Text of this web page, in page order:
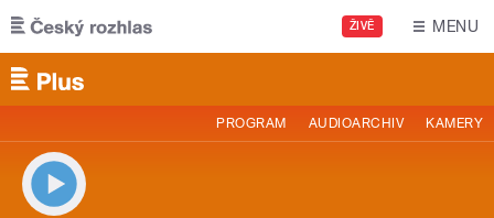
Přejít k hlavnímu obsahu
ŽIVĚ MENU
PROGRAM AUDIOARCHIV KAMERY